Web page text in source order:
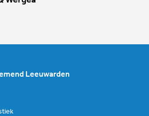
Leeuwarden